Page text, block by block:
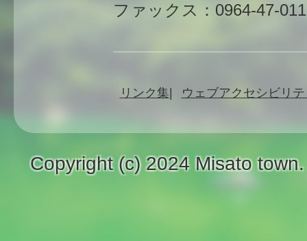
ファックス：0964-47-
リンク集 ウェブアクセシビリ
Copyright (c) 2024 Misato